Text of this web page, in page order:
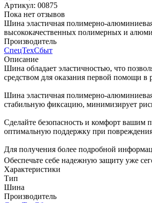
Артикул: 00875
Пока нет отзывов
Шина эластичная полимерно-
высококачественных полимерных и
Производитель
СпецТехСбыт
Описание
Шина обладает эластичностью, что
средством для оказания первой помощи в
Шина эластичная полимерно-
стабильную фиксацию, минимизирует
Сделайте безопасность и комфорт
оптимальную поддержку при
Для получения более подробной
Обеспечьте себе надежную защиту уже
Характеристики
Тип
Шина
Производитель